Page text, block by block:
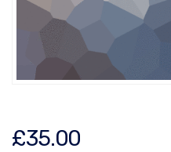
£35.00